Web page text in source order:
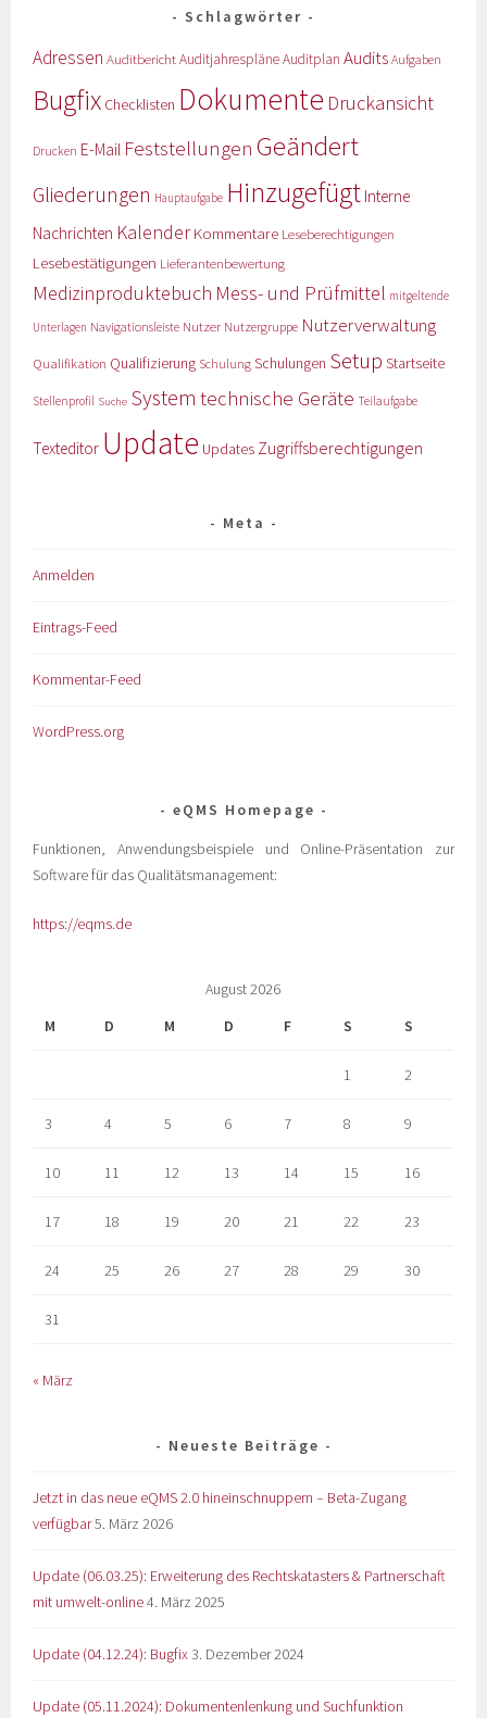
Schlagwörter
Adressen AuditberichtAuditjahrespläneAuditplan Audits Aufgaben
Bugfix Checklisten Dokumente Druckansicht
Drucken E-Mail Feststellungen Geändert
Gliederungen Hauptaufgabe Hinzugefügt Interne
Nachrichten KalenderKommentare Leseberechtigungen
Lesebestätigungen Lieferantenbewertung
Medizinproduktebuch Mess- und Prüfmittel mitgeltende
Unterlagen Navigationsleiste Nutzer Nutzergruppe Nutzerverwaltung
Qualifikation Qualifizierung Schulung Schulungen Setup Startseite
Stellenprofil Suche System technische Geräte Teilaufgabe
Texteditor Update Updates Zugriffsberechtigungen
Meta
Anmelden
Eintrags-Feed
Kommentar-Feed
WordPress.org
eQMS Homepage
Funktionen, Anwendungsbeispiele und Online-Präsentation zur
Software für das Qualitätsmanagement:
https://eqms.de
August 2026
M
D M D F S S
1 2
3 4 5 6 7 8 9
10 11 12 13 14 15 16
17 18 19 20 21 22 23
24 25 26 27 28 29 30
31
« März
Neueste Beiträge
Jetzt in das neue eQMS 2.0 hineinschnuppern – Beta-Zugang
verfügbar5. März 2026
Update (06.03.25): Erweiterung des Rechtskatasters & Partnerschaft
mit umwelt-online4. März 2025
Update (04.12.24): Bugfix3. Dezember 2024
Update (05.11.2024): Dokumentenlenkung und Suchfunktion